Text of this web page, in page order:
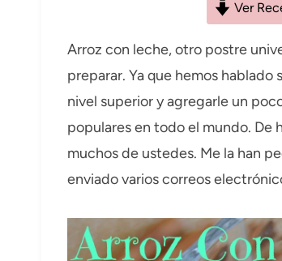
Ver
Arroz con leche, otro postre
preparar. Ya que hemos
nivel superior y agregarle un
populares en todo el mundo. De
muchos de ustedes. Me la han
enviado varios correos